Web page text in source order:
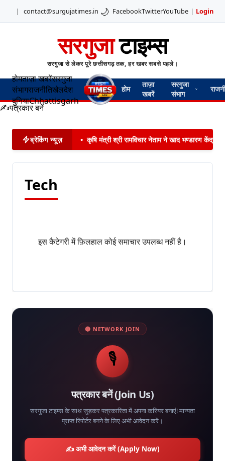
| contact@surgujatimes.in 🌙 FacebookTwitterYouTube | Login
सरगुजाटाइम्स
सरगुजा से लेकर पूरे छत्तीसगढ़ तक, हर खबर सबसे पहले।
होमताज़ा खबरेंसरगुजा
संभागराजनीतिखेलदेश
दुनियाChhattisgarh
होम
ताज़ा
खबरें
सरगुजा
संभाग
✍️पत्रकार बनें
ब्रेकिंग न्यूज़ • कृषि मंत्री श्री रामविचार नेताम ने खाद भण्डारण केंद्र,
Tech
इस कैटेगरी में फ़िलहाल कोई समाचार उपलब्ध नहीं है।
🔴 NETWORK JOIN
🎙️
पत्रकार बनें (Join Us)
सरगुजा टाइम्स के साथ जुड़कर पत्रकारिता में अपना करियर बनाएं! मान्यता
प्राप्त रिपोर्टर बनने के लिए अभी आवेदन करें।
✍️ अभी आवेदन करें (Apply Now)